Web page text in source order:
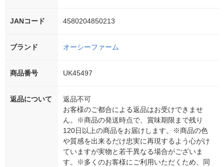
JANコード 4580204850213
ブランド オーシーファーム
商品番号 UK45497
返品について
返品不可
お客様のご都合による返品はお受けできませ
ん。※商品の発送時点で、賞味期限まで残り
120日以上の商品をお届けします。※商品の色
や質感を出来るだけ忠実に再現するよう心がけ
ていますが実物と若干異なる場合がございま
す。※多くのお客様にご利用いただくため、同